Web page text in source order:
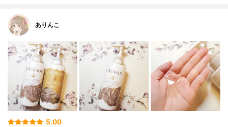
ありんこ
5.00